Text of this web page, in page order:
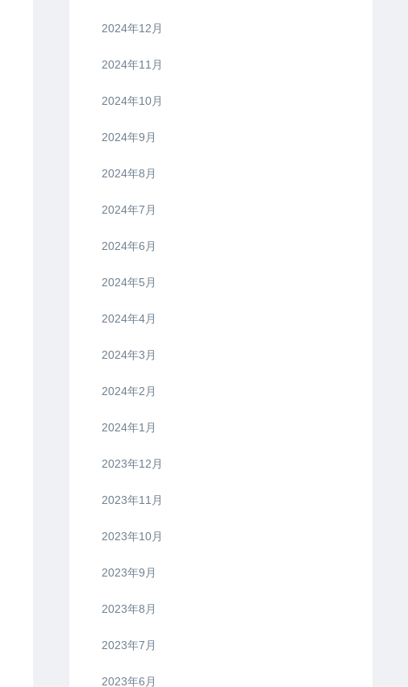
2024年12月
2024年11月
2024年10月
2024年9月
2024年8月
2024年7月
2024年6月
2024年5月
2024年4月
2024年3月
2024年2月
2024年1月
2023年12月
2023年11月
2023年10月
2023年9月
2023年8月
2023年7月
2023年6月